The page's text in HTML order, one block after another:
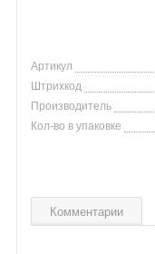
Артикул
Штрихкод
Производитель
Кол-во в упаковке
Комментарии